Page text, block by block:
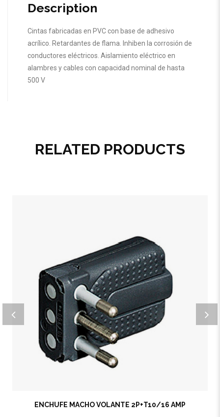
Description
Cintas fabricadas en PVC con base de adhesivo
acrílico. Retardantes de flama. Inhiben la corrosión de
conductores eléctricos. Aislamiento eléctrico en
alambres y cables con capacidad nominal de hasta
500 V
RELATED PRODUCTS
ENCHUFE MACHO VOLANTE 2P+T10/16 AMP